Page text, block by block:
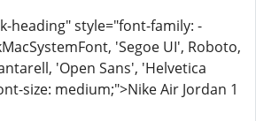
heading" style="font-family: -
'Segoe UI', Roboto,
'Open Sans', 'Helvetica
size: medium;">Nike Air Jordan 1